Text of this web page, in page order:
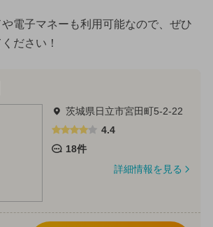
電子マネーも利用可能なので、ぜひ
ださい！
茨城県日立市宮田町5-2-22
4.4
18件
詳細情報を見る